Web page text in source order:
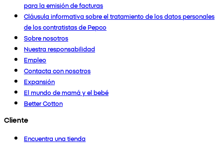
para la emisión de facturas
Cláusula informativa sobre el tratamiento de los datos personales
de los contratistas de Pepco
Sobre nosotros
Nuestra responsabilidad
Empleo
Contacta con nosotros
Expansión
El mundo de mamá y el bebé
Better Cotton
Cliente
Encuentra una tienda